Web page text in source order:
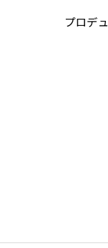
プロデ